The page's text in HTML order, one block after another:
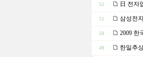
52 日 전자
51 삼성전
50 2009 한
49 한일추